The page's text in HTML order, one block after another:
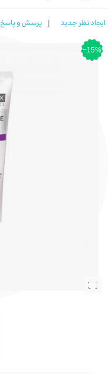
ایجاد نظر جدید | پرسش و پاسخ
‎−15%